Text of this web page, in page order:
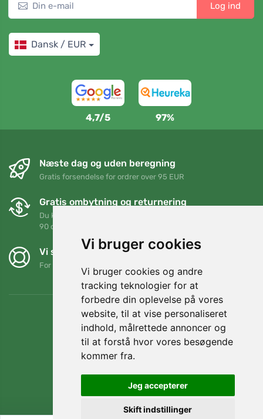
Vi bruger cookies
Vi bruger cookies og andre
tracking teknologier for at
forbedre din oplevelse på vores
website, til at vise personaliseret
indhold, målrettede annoncer og
til at forstå hvor vores besøgende
kommer fra.
Jeg accepterer
Skift indstillinger
Log ind
Dansk / EUR
4,7/5 97%
Næste dag og uden beregning
Gratis forsendelse for ordrer over 95 EUR
Gratis ombytning og returnering
Du kan returnere eller bytte din ordre når som helst inden for
90 dage
Vi støtter Trees.org
For hver ordre planter vi et træ! Læs mere